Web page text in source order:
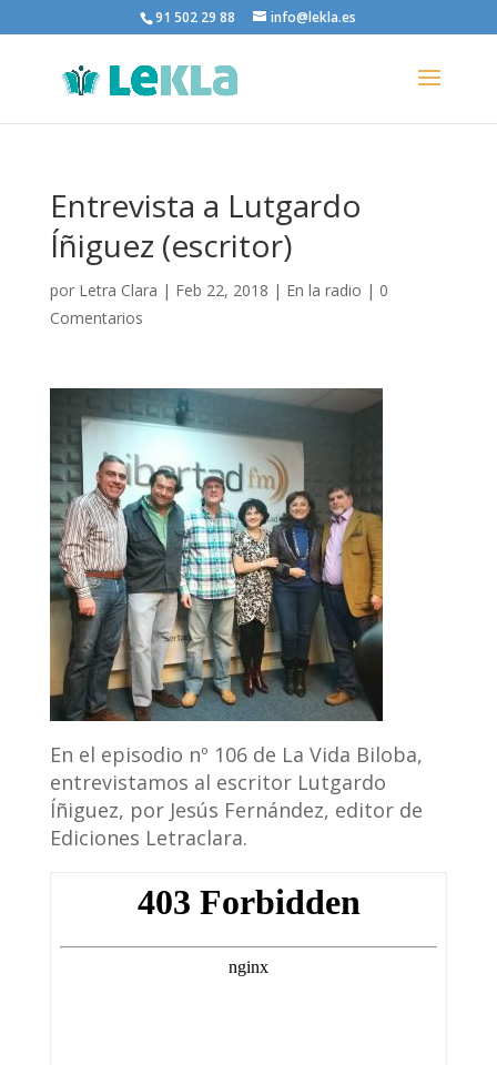
91 502 29 88 info@lekla.es
Entrevista a Lutgardo
Íñiguez (escritor)
por Letra Clara | Feb 22, 2018 | En la radio | 0
Comentarios
En el episodio nº 106 de La Vida Biloba,
entrevistamos al escritor Lutgardo
Íñiguez, por Jesús Fernández, editor de
Ediciones Letraclara.